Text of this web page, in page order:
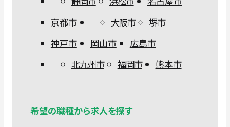
京都市
大阪市
堺市
神戸市
岡山市
広島市
北九州市
福岡市 熊本市
希望の職種から求人を探す